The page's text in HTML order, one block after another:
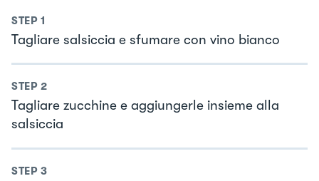
STEP 1
Tagliare salsiccia e sfumare con vino bianco
STEP 2
Tagliare zucchine e aggiungerle insieme alla
salsiccia
STEP 3